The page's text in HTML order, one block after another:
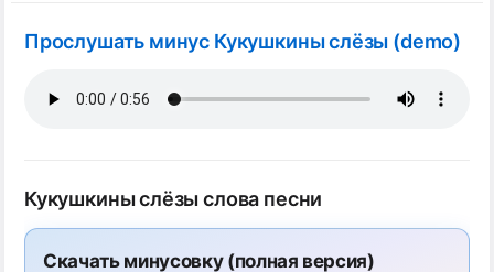
Прослушать минус Кукушкины слёзы (demo)
Кукушкины слёзы слова песни
Скачать минусовку (полная версия)